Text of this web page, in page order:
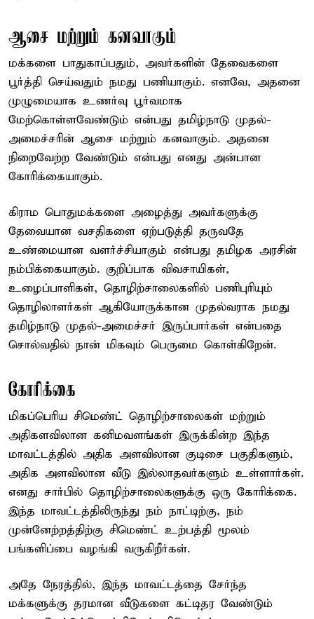
ஆசை மற்றும் கனவாகும்
மக்களை பாதுகாப்பதும், அவர்களின் தேவைகளை
பூர்த்தி செய்வதும் நமது பணியாகும். எனவே, அதனை
முழுமையாக உணர்வு பூர்வமாக
மேற்கொள்ளவேண்டும் என்பது தமிழ்நாடு முதல்-
அமைச்சரின் ஆசை மற்றும் கனவாகும். அதனை
நிறைவேற்ற வேண்டும் என்பது எனது அன்பான
கோரிக்கையாகும்.
கிராம பொதுமக்களை அழைத்து அவர்களுக்கு
தேவையான வசதிகளை ஏற்படுத்தி தருவதே
உண்மையான வளர்ச்சியாகும் என்பது தமிழக அரசின்
நம்பிக்கையாகும். குறிப்பாக விவசாயிகள்,
உழைப்பாளிகள், தொழிற்சாலைகளில் பணிபுரியும்
தொழிலாளர்கள் ஆகியோருக்கான முதல்வராக நமது
தமிழ்நாடு முதல்-அமைச்சர் இருப்பார்கள் என்பதை
சொல்வதில் நான் மிகவும் பெருமை கொள்கிறேன்.
கோரிக்கை
மிகப்பெரிய சிமெண்ட் தொழிற்சாலைகள் மற்றும்
அதிகளவிலான கனிமவளங்கள் இருக்கின்ற இந்த
மாவட்டத்தில் அதிக அளவிலான குடிசை பகுதிகளும்,
அதிக அளவிலான வீடு இல்லாதவர்களும் உள்ளார்கள்.
எனது சார்பில் தொழிற்சாலைகளுக்கு ஒரு கோரிக்கை.
இந்த மாவட்டத்திலிருந்து நம் நாட்டிற்கு, நம்
முன்னேற்றத்திற்கு சிமெண்ட் உற்பத்தி மூலம்
பங்களிப்பை வழங்கி வருகிறீர்கள்.
அதே நேரத்தில், இந்த மாவட்டத்தை சேர்ந்த
மக்களுக்கு தரமான வீடுகளை கட்டிதர வேண்டும்